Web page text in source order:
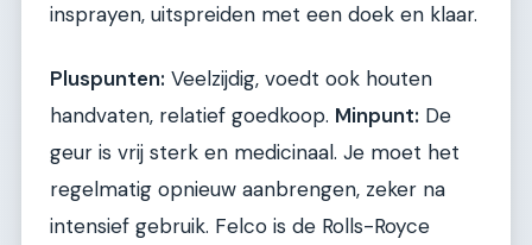
insprayen, uitspreiden met een doek en klaar.
Pluspunten: Veelzijdig, voedt ook houten
handvaten, relatief goedkoop. Minpunt: De
geur is vrij sterk en medicinaal. Je moet het
regelmatig opnieuw aanbrengen, zeker na
intensief gebruik. Felco is de Rolls-Royce